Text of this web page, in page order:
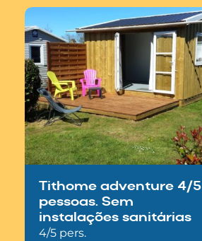
Tithome adventure 4/5
pessoas. Sem
instalações sanitárias
4/5 pers.